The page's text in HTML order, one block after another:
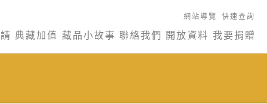
網站導覽 快速查詢
典藏加值 藏品小故事 聯絡我們 開放資料 我要捐贈